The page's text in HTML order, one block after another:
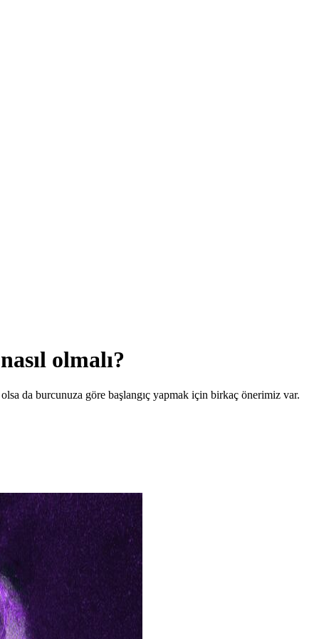
olmalı?
da burcunuza göre başlangıç yapmak için birkaç önerimiz var.